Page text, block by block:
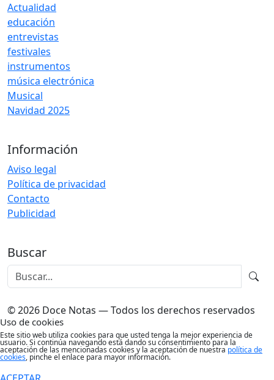
Actualidad
educación
entrevistas
festivales
instrumentos
música electrónica
Musical
Navidad 2025
Información
Aviso legal
Política de privacidad
Contacto
Publicidad
Buscar
© 2026 Doce Notas — Todos los derechos reservados
Uso de cookies
Este sitio web utiliza cookies para que usted tenga la mejor experiencia de
usuario. Si continúa navegando está dando su consentimiento para la
aceptación de las mencionadas cookies y la aceptación de nuestra política de
cookies, pinche el enlace para mayor información.